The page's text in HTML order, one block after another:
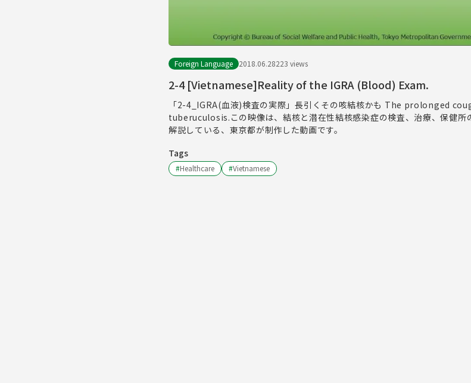
Foreign Language 2018.06.28223 views
2-4 [Vietnamese]Reality of the IGRA (Blood) Exam.
「2-4_IGRA(血液)検査の実際」長引くその咳結核かも The prolonged
tuberuculosis.この映像は、結核と潜在性結核感染症の検査、治療、保健所
解説している、東京都が制作した動画です。
Tags
#Healthcare #Vietnamese